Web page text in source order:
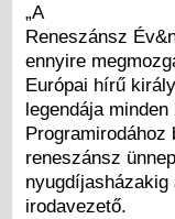
„A
Reneszánsz
ennyire
Európai hírű
legendája
reneszánsz
nyugdíjasházakig
irodavezető.